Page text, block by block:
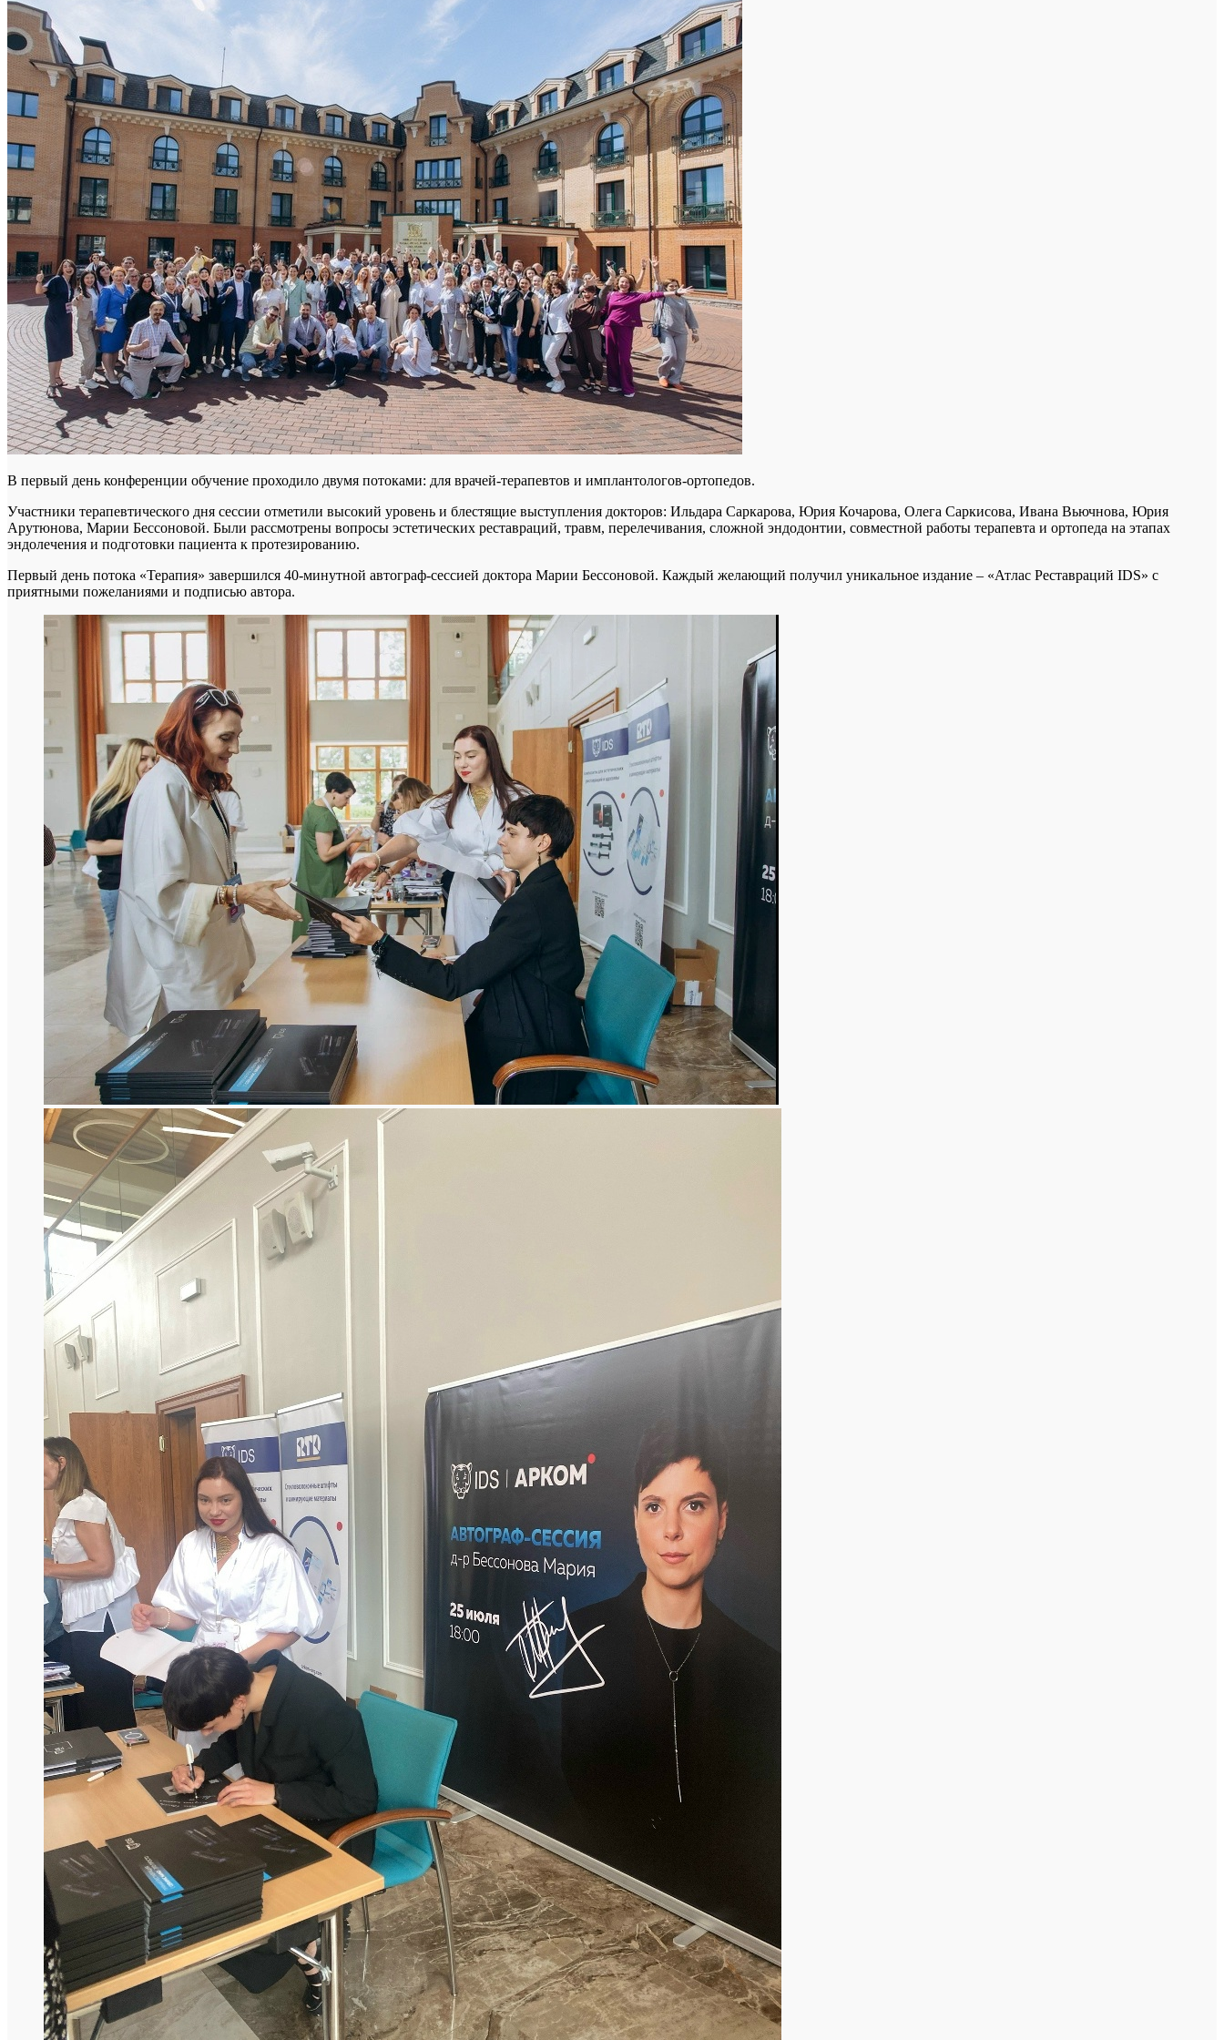
Корпоративная культура
Отзывы от сотрудников
Наша миссия
Отзывы
Партнеры
Условия продаж
Для юридических лиц
Для физических лиц
Прайс
Новости
ДОСТАВКА
ГАРАНТИЯ И ВОЗВРАТ
DENTAL ACADEMY
О «DENTAL ACADEMY»
КОНТАКТЫ
Санкт-Петербург
Москва
Екатеринбург
Краснодар
АРКОМ-ВОСТОК
В первый день конференции обучение проходило двумя потоками: для врачей-терапевтов и имплантологов-ортопедов.
Участники терапевтического дня сессии отметили высокий уровень и блестящие выступления докторов: Ильдара Саркарова, Юрия Кочарова, Олега Саркисова, Ивана Вьючнова, Юрия
Арутюнова, Марии Бессоновой. Были рассмотрены вопросы эстетических реставраций, травм, перелечивания, сложной эндодонтии, совместной работы терапевта и ортопеда на этапах
эндолечения и подготовки пациента к протезированию.
Первый день потока «Терапия» завершился 40-минутной автограф-сессией доктора Марии Бессоновой. Каждый желающий получил уникальное издание – «Атлас Реставраций IDS» с
приятными пожеланиями и подписью автора.